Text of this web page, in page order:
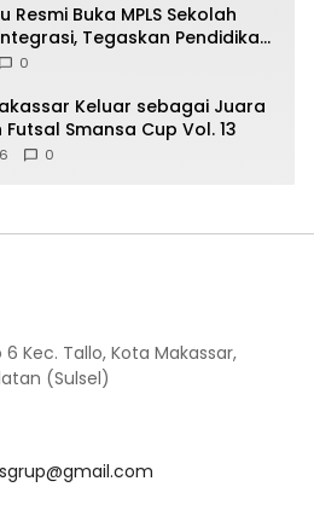
Resmi Buka MPLS Sekolah
Tegaskan Pendidikan
Generasi
0
Keluar sebagai Juara
Futsal Smansa Cup Vol. 13
0
6 Kec. Tallo, Kota Makassar,
(Sulsel)